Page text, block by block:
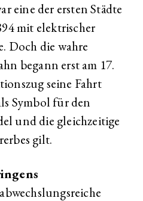
eine der ersten Städte
mit elektrischer
Doch die wahre
begann erst am 17.
seine Fahrt
Symbol für den
und die gleichzeitige
gilt.